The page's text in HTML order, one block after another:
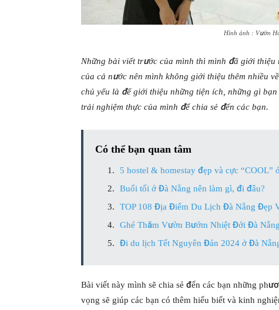
Hình ảnh : Vườn
Những bài viết trước của mình thì mình đã giới
của cả nước nên mình không giới thiệu thêm nhiều
chủ yếu là để giới thiệu những tiện ích, những gì
trải nghiệm thực của mình để chia sẻ đến các bạn.
Có thể bạn quan tâm
5 hostel & homestay đẹp và cực “COOL”
Buổi tối ở Đà Nẵng nên làm gì, đi đâu?
TOP 108 Địa Điểm Du Lịch Đà Nẵng Đẹp
Ghé Thăm Vườn Bướm Nhiệt Đới Đà
Đi du lịch Tết Nguyên Đán 2024 ở Đà
Bài viết này mình sẽ chia sẻ đến các bạn những
vọng sẽ giúp các bạn có thêm hiểu biết và kinh